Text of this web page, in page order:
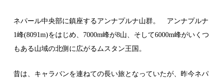
ネパール中央部に鎮座するアンナプルナ山群。 アンナプルナ
1峰(8091m)をはじめ、7000m峰が8山、そして6000m峰がいくつ
もある山域の北側に広がるムスタン王国。
昔は、キャラバンを連ねての長い旅となっていたが、昨今ネパ